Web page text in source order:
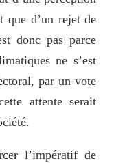
d’un rejet de
donc pas parce
ne s’est
par un vote
attente serait
l’impératif de